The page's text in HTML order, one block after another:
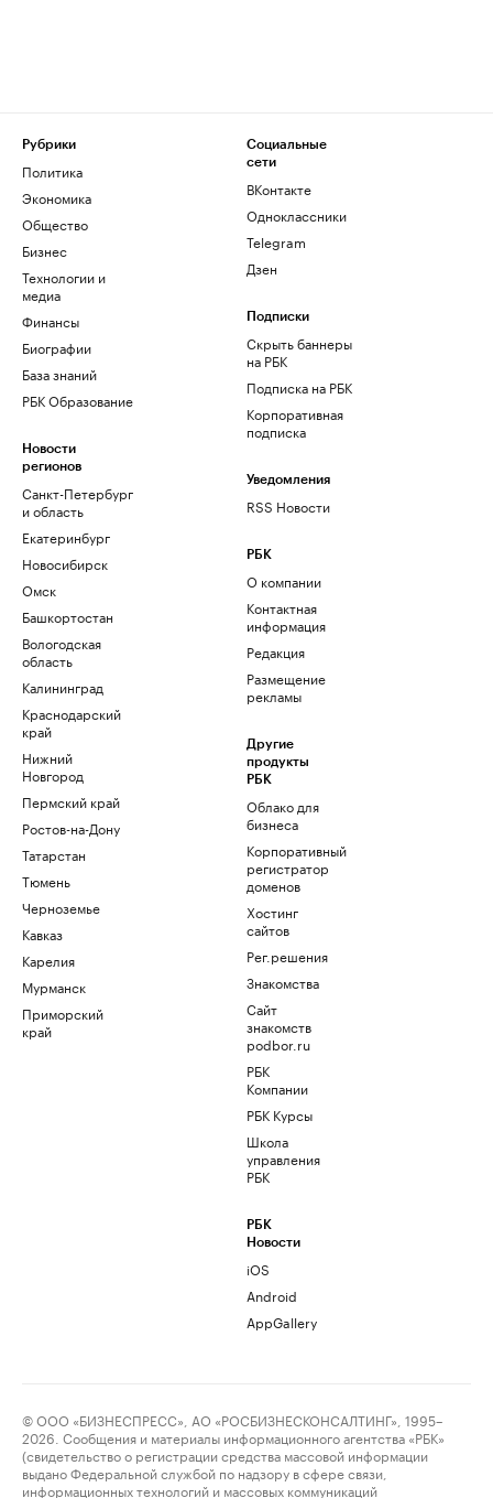
Рубрики
Политика
Экономика
Общество
Бизнес
Технологии и
медиа
Финансы
Биографии
База знаний
РБК Образование
Новости
регионов
Санкт-Петербург
и область
Екатеринбург
Новосибирск
Омск
Башкортостан
Вологодская
область
Калининград
Краснодарский
край
Нижний
Новгород
Пермский край
Ростов-на-Дону
Татарстан
Тюмень
Черноземье
Кавказ
Карелия
Мурманск
Приморский
край
Социальные
сети
ВКонтакте
Одноклассники
Telegram
Дзен
Подписки
Скрыть баннеры
на РБК
Подписка на РБК
Корпоративная
подписка
Уведомления
RSS Новости
РБК
О компании
Контактная
информация
Редакция
Размещение
рекламы
Другие
продукты
РБК
Облако для
бизнеса
Корпоративный
регистратор
доменов
Хостинг
сайтов
Рег.решения
Знакомства
Сайт
знакомств
podbor.ru
РБК
Компании
РБК Курсы
Школа
управления
РБК
РБК
Новости
iOS
Android
AppGallery
© ООО «БИЗНЕСПРЕСС», АО «РОСБИЗНЕСКОНСАЛТИНГ», 1995–
2026. Сообщения и материалы информационного агентства «РБК»
(свидетельство о регистрации средства массовой информации
выдано Федеральной службой по надзору в сфере связи,
информационных технологий и массовых коммуникаций